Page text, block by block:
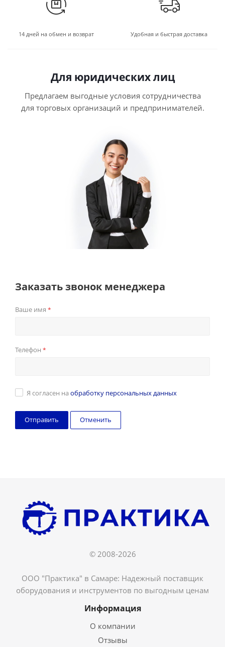
14 дней на обмен и возврат Удобная и быстрая доставка
Для юридических лиц
Предлагаем выгодные условия сотрудничества
для торговых организаций и предпринимателей.
Заказать звонок менеджера
Ваше имя *
Телефон *
Я согласен на обработку персональных данных
Отменить
© 2008-2026
ООО "Практика" в Самаре: Надежный поставщик
оборудования и инструментов по выгодным ценам
Информация
О компании
Отзывы